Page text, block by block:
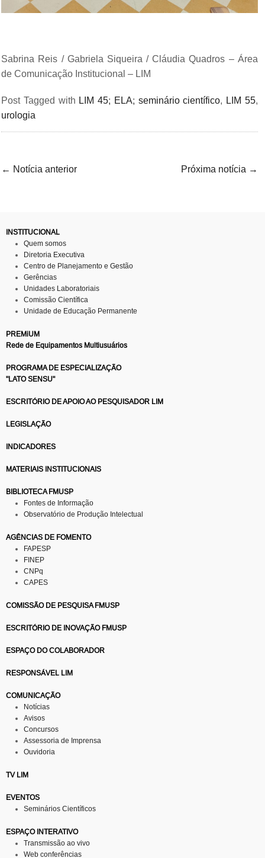
Sabrina Reis / Gabriela Siqueira / Cláudia Quadros – Área
de Comunicação Institucional – LIM
Post Tagged with LIM 45; ELA; seminário científico, LIM 55,
urologia
← Notícia anterior Próxima notícia →
INSTITUCIONAL
Quem somos
Diretoria Executiva
Centro de Planejamento e Gestão
Gerências
Unidades Laboratoriais
Comissão Científica
Unidade de Educação Permanente
PREMiUM
Rede de Equipamentos Multiusuários
PROGRAMA DE ESPECIALIZAÇÃO
"LATO SENSU"
ESCRITÓRIO DE APOIO AO PESQUISADOR LIM
LEGISLAÇÃO
INDICADORES
MATERIAIS INSTITUCIONAIS
BIBLIOTECA FMUSP
Fontes de Informação
Observatório de Produção Intelectual
AGÊNCIAS DE FOMENTO
FAPESP
FINEP
CNPq
CAPES
COMISSÃO DE PESQUISA FMUSP
ESCRITÓRIO DE INOVAÇÃO FMUSP
ESPAÇO DO COLABORADOR
RESPONSÁVEL LIM
COMUNICAÇÃO
Notícias
Avisos
Concursos
Assessoria de Imprensa
Ouvidoria
TV LIM
EVENTOS
Seminários Científicos
ESPAÇO INTERATIVO
Transmissão ao vivo
Web conferências